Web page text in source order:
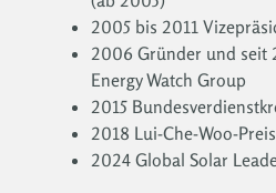
2005 bis 2011
2006 Gründer und seit
Energy Watch Group
2015
2018 Lui-Che-Woo-
2024 Global Solar